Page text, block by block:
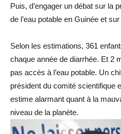
Puis, d’engager un débat sur la
de l’eau potable en Guinée et
Selon les estimations, 361
chaque année de diarrhée. Et 2
pas accès à l’eau potable. Un
président du comité scientifique
estime alarmant quant à la
niveau de la planète.